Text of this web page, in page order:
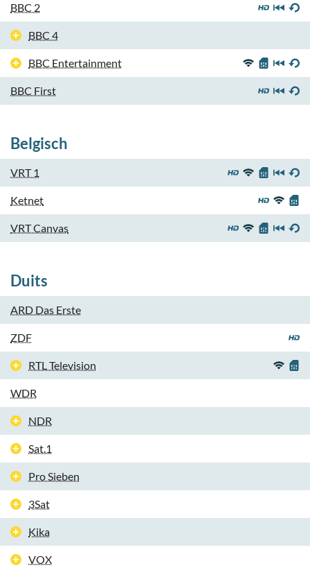
BBC 2
BBC 4
BBC Entertainment
BBC First
Belgisch
VRT 1
Ketnet
VRT Canvas
Duits
ARD Das Erste
ZDF
RTL Television
WDR
NDR
Sat.1
Pro Sieben
3Sat
Kika
VOX